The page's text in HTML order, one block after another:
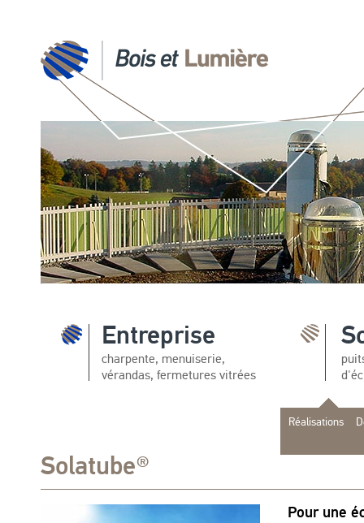
Entreprise
charpente, menuiserie,
vérandas, fermetures vitrées
Réalisations
Solatube®
Pour une